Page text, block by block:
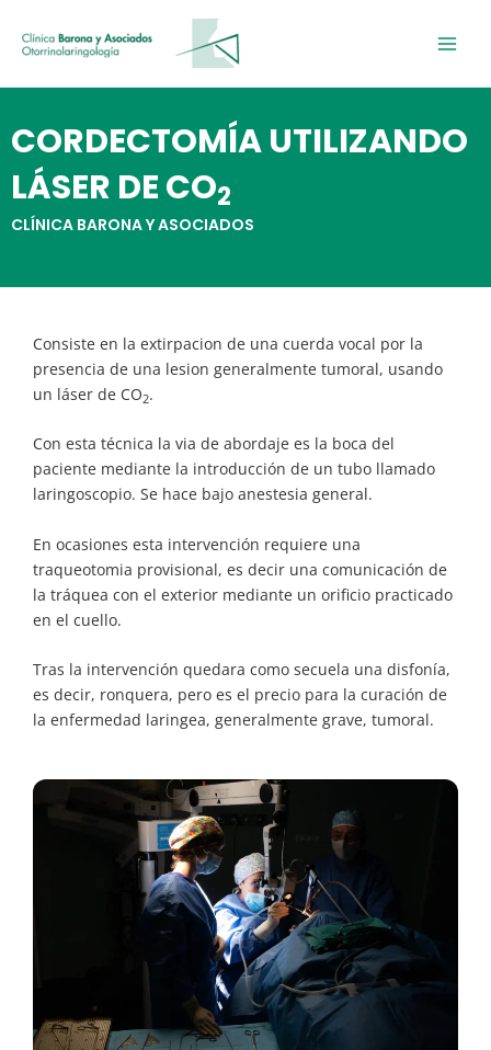
contenido
CORDECTOMÍA UTILIZANDO
LÁSER DE CO2
CLÍNICA BARONA Y ASOCIADOS
Consiste en la extirpacion de una cuerda vocal por la
presencia de una lesion generalmente tumoral, usando
un láser de CO2.
Con esta técnica la via de abordaje es la boca del
paciente mediante la introducción de un tubo llamado
laringoscopio. Se hace bajo anestesia general.
En ocasiones esta intervención requiere una
traqueotomia provisional, es decir una comunicación de
la tráquea con el exterior mediante un orificio practicado
en el cuello.
Tras la intervención quedara como secuela una disfonía,
es decir, ronquera, pero es el precio para la curación de
la enfermedad laringea, generalmente grave, tumoral.